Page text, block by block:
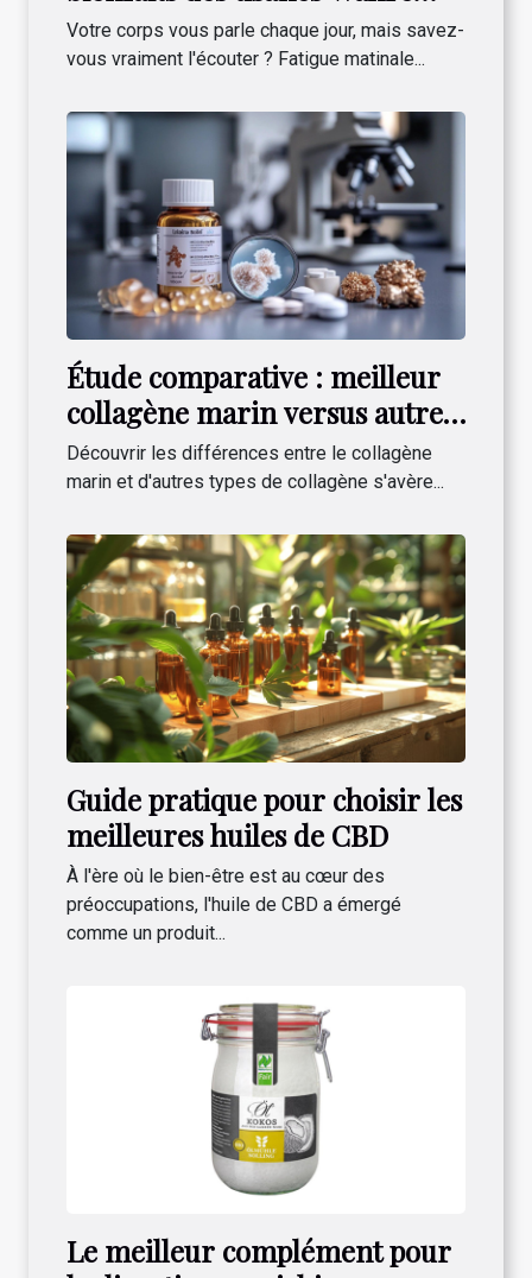
Lebenswerte pour votre bien-
être quotidien !
Votre corps vous parle chaque jour, mais savez-
vous vraiment l'écouter ? Fatigue matinale...
Étude comparative : meilleur
collagène marin versus autres
types de collagène
Découvrir les différences entre le collagène
marin et d'autres types de collagène s'avère...
Guide pratique pour choisir les
meilleures huiles de CBD
À l'ère où le bien-être est au cœur des
préoccupations, l'huile de CBD a émergé
comme un produit...
Le meilleur complément pour